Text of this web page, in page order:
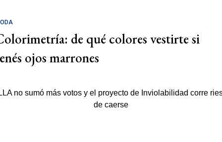
de qué colores vestirte si
ojos marrones